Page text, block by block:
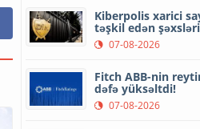
Kiberpolis xarici
təşkil edən
07-08-2026
Fitch ABB-nin
dəfə yüksəltdi!
07-08-2026